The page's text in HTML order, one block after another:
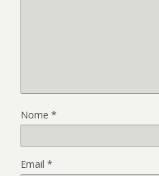
Nome *
Email *